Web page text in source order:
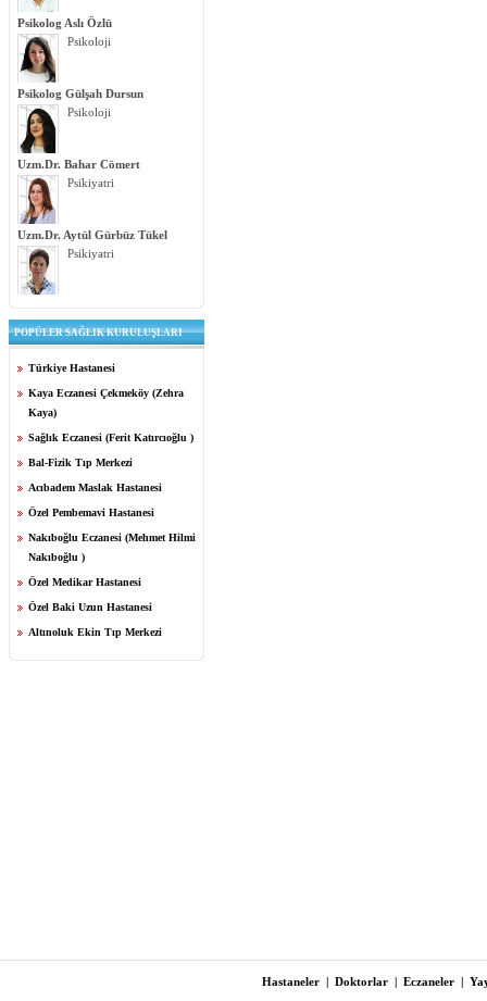
Psikolog Aslı Özlü
Psikoloji
Psikolog Gülşah Dursun
Psikoloji
Uzm.Dr. Bahar Cömert
Psikiyatri
Uzm.Dr. Aytül Gürbüz Tükel
Psikiyatri
POPÜLER SAĞLIK KURULUŞLARI
Türkiye Hastanesi
Kaya Eczanesi Çekmeköy (Zehra
Kaya)
Sağlık Eczanesi (Ferit Katırcıoğlu )
Bal-Fizik Tıp Merkezi
Acıbadem Maslak Hastanesi
Özel Pembemavi Hastanesi
Nakıboğlu Eczanesi (Mehmet Hilmi
Nakıboğlu )
Özel Medikar Hastanesi
Özel Baki Uzun Hastanesi
Altınoluk Ekin Tıp Merkezi
Hastaneler | Doktorlar | Eczaneler |